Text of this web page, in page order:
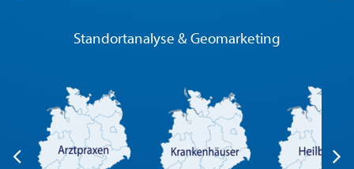
Standortanalyse & Geomarketing